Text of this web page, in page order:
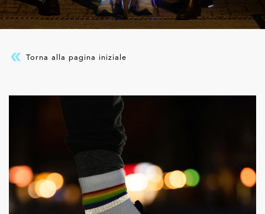
Torna alla pagina iniziale